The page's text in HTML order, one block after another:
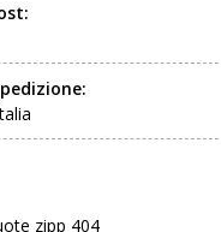
zipp 404